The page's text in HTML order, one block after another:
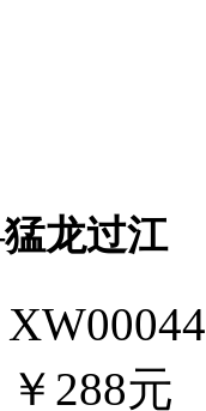
龙过江
￥288元